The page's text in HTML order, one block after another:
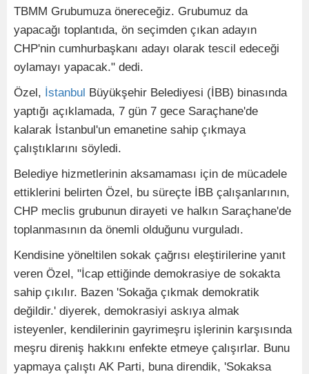
TBMM Grubumuza önereceğiz. Grubumuz da
yapacağı toplantıda, ön seçimden çıkan adayın
CHP'nin cumhurbaşkanı adayı olarak tescil edeceği
oylamayı yapacak." dedi.
Özel, İstanbul Büyükşehir Belediyesi (İBB) binasında
yaptığı açıklamada, 7 gün 7 gece Saraçhane'de
kalarak İstanbul'un emanetine sahip çıkmaya
çalıştıklarını söyledi.
Belediye hizmetlerinin aksamaması için de mücadele
ettiklerini belirten Özel, bu süreçte İBB çalışanlarının,
CHP meclis grubunun dirayeti ve halkın Saraçhane'de
toplanmasının da önemli olduğunu vurguladı.
Kendisine yöneltilen sokak çağrısı eleştirilerine yanıt
veren Özel, "İcap ettiğinde demokrasiye de sokakta
sahip çıkılır. Bazen 'Sokağa çıkmak demokratik
değildir.' diyerek, demokrasiyi askıya almak
isteyenler, kendilerinin gayrimeşru işlerinin karşısında
meşru direniş hakkını enfekte etmeye çalışırlar. Bunu
yapmaya çalıştı AK Parti, buna direndik, 'Sokaksa